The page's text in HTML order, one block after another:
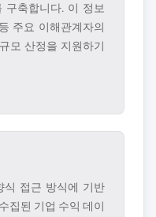
구축합니다. 이 정보
주요 이해관계자의
모 산정을 지원하기
식 접근 방식에 기반
집된 기업 수익 데이